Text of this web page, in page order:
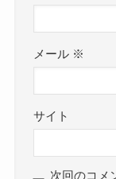
メール ※
サイト
次回のコメ